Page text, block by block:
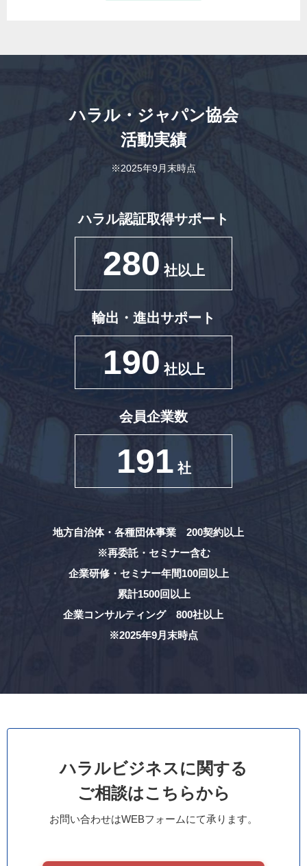
ハラル・ジャパン協会
活動実績
※2025年9月末時点
ハラル認証取得サポート
280 社以上
輸出・進出サポート
190 社以上
会員企業数
191 社
地方自治体・各種団体事業 200契約以上
※再委託・セミナー含む
企業研修・セミナー年間100回以上
累計1500回以上
企業コンサルティング 800社以上
※2025年9月末時点
ハラルビジネスに関する
ご相談はこちらから
お問い合わせはWEBフォームにて承ります。